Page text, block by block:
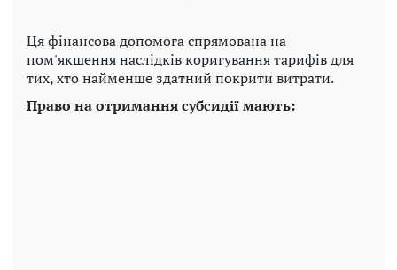
Ця фінансова допомога спрямована на
пом'якшення наслідків коригування тарифів для
тих, хто найменше здатний покрити витрати.
Право на отримання субсидії мають: